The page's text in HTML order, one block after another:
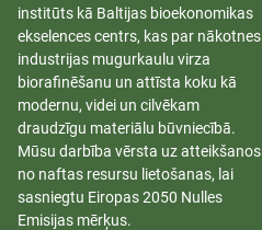
institūts kā Baltijas bioekonomikas
ekselences centrs, kas par nākotnes
industrijas mugurkaulu virza
biorafinēšanu un attīsta koku kā
modernu, videi un cilvēkam
draudzīgu materiālu būvniecībā.
Mūsu darbība vērsta uz atteikšanos
no naftas resursu lietošanas, lai
sasniegtu Eiropas 2050 Nulles
Emisijas mērķus.